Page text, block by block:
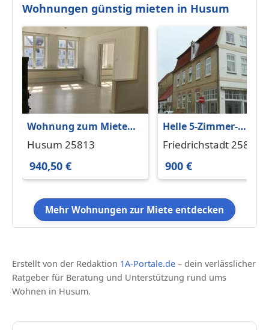
Wohnungen günstig mieten in Husum
Wohnung zum Mieten
in Husum 940,50 € 99
Husum 25813
940,50 €
Helle 5-Zimmer-
Wohnung in
Friedrichstadt 25840
900 €
Mehr Wohnungen zur Miete entdecken
Erstellt von der Redaktion 1A-Portale.de – dein verlässlicher
Ratgeber für Beratung und Unterstützung rund ums
Wohnen in Husum.